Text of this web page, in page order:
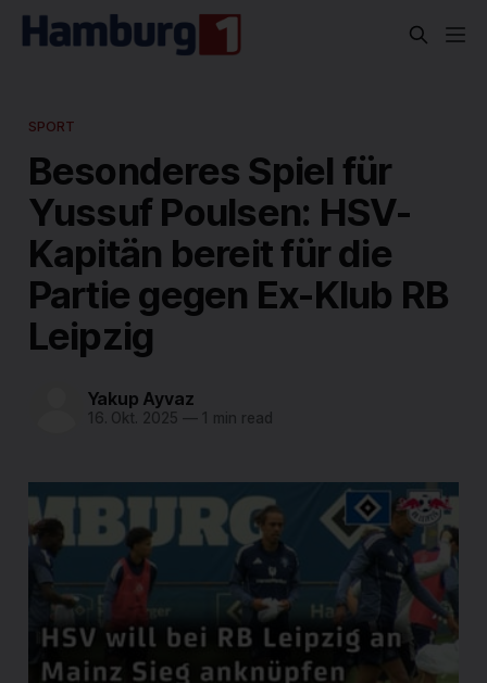
SPORT
Besonderes Spiel für
Yussuf Poulsen: HSV-
Kapitän bereit für die
Partie gegen Ex-Klub RB
Leipzig
Yakup Ayvaz
16. Okt. 2025 —1 min read